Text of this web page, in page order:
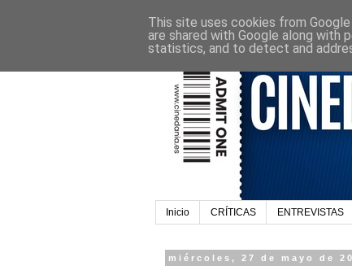
Inicio CRÍTICAS ENTREVISTAS
miércoles, 27 de mayo de
This site uses cookies from
are shared with Google along with
statistics, and to detect and